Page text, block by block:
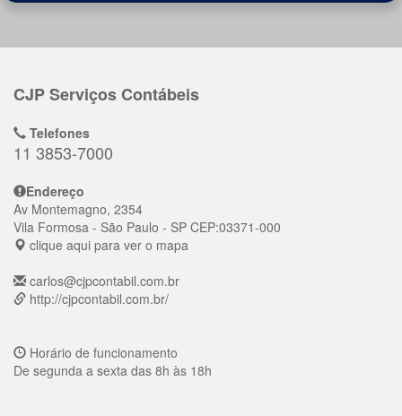
CJP Serviços Contábeis
Telefones
11 3853-7000
Endereço
Av Montemagno, 2354
Vila Formosa - São Paulo - SP CEP:03371-000
clique aqui para ver o mapa
carlos@cjpcontabil.com.br
http://cjpcontabil.com.br/
Horário de funcionamento
De segunda a sexta das 8h às 18h